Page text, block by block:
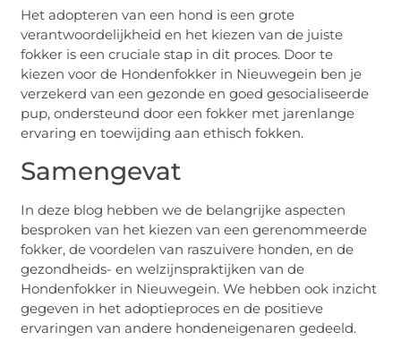
Het adopteren van een hond is een grote
verantwoordelijkheid en het kiezen van de juiste
fokker is een cruciale stap in dit proces. Door te
kiezen voor de Hondenfokker in Nieuwegein ben je
verzekerd van een gezonde en goed gesocialiseerde
pup, ondersteund door een fokker met jarenlange
ervaring en toewijding aan ethisch fokken.
Samengevat
In deze blog hebben we de belangrijke aspecten
besproken van het kiezen van een gerenommeerde
fokker, de voordelen van raszuivere honden, en de
gezondheids- en welzijnspraktijken van de
Hondenfokker in Nieuwegein. We hebben ook inzicht
gegeven in het adoptieproces en de positieve
ervaringen van andere hondeneigenaren gedeeld.